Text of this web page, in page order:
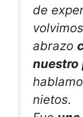
de
abrazo
nuestro
nietos.